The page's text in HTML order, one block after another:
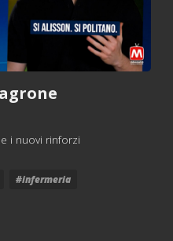
i nuovi rinforzi
#infermeria